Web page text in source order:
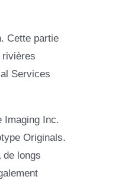
Cette partie
rivières
Services
Imaging Inc.
Originals.
longs